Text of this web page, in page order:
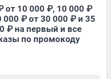
от 10 000 ₽, 10 000 ₽
000 ₽ от 30 000 ₽ и 35
₽ на первый и все
по промокоду